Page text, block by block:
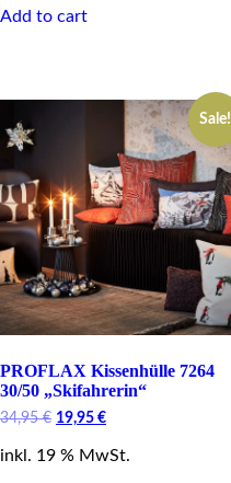
Add to cart
Sale!
PROFLAX Kissenhülle 7264
30/50 „Skifahrerin“
34,95€ Original
was:
19,95 €Current
is:
inkl. 19 % MwSt.